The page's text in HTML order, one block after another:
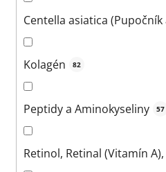
Centella asiatica (Pupočník
Kolagén 82
Peptidy a Aminokyseliny 57
Retinol, Retinal (Vitamín